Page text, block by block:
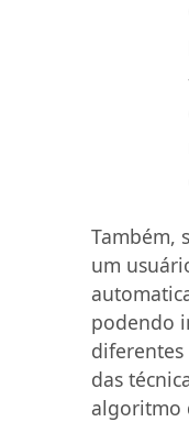
Também,
um
podendo
diferentes
das
algoritmo